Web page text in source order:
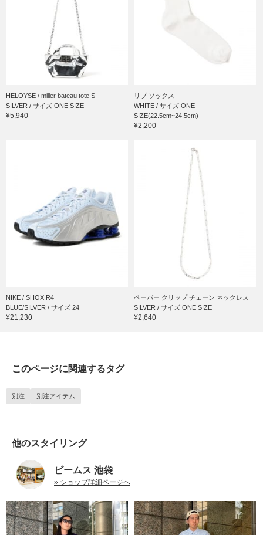
HELOYSE / miller bateau tote S
SILVER / サイズ ONE SIZE
¥5,940
リブ ソックス
WHITE / サイズ ONE
SIZE(22.5cm~24.5cm)
¥2,200
NIKE / SHOX R4
BLUE/SILVER / サイズ 24
¥21,230
ペーパー クリップ チェーン ネックレス
SILVER / サイズ ONE SIZE
¥2,640
このページに関連するタグ
別注 別注アイテム
他のスタイリング
ビームス 池袋
» ショップ詳細ページへ